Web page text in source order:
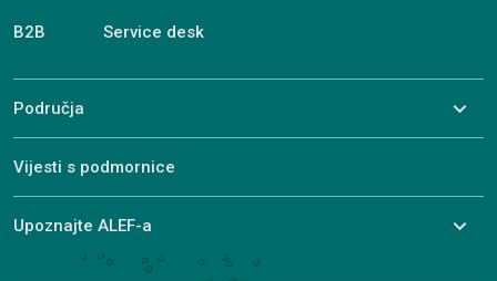
B2B Service desk
Područja
Vijesti s podmornice
Upoznajte ALEF-a